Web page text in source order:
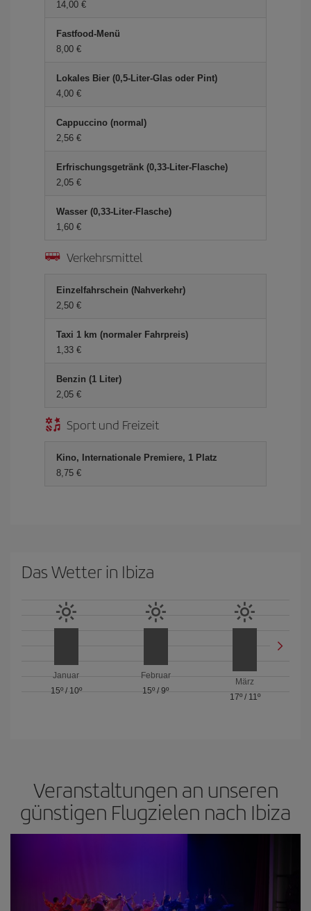
14,00 €
Fastfood-Menü
8,00 €
Lokales Bier (0,5-Liter-Glas oder Pint)
4,00 €
Cappuccino (normal)
2,56 €
Erfrischungsgetränk (0,33-Liter-Flasche)
2,05 €
Wasser (0,33-Liter-Flasche)
1,60 €
Verkehrsmittel
Einzelfahrschein (Nahverkehr)
2,50 €
Taxi 1 km (normaler Fahrpreis)
1,33 €
Benzin (1 Liter)
2,05 €
Sport und Freizeit
Kino, Internationale Premiere, 1 Platz
8,75 €
Das Wetter in Ibiza
Januar
15º/ 10º
Februar
15º / 9º
März
17º/ 11º
Veranstaltungen an unseren
günstigen Flugzielen nach Ibiza